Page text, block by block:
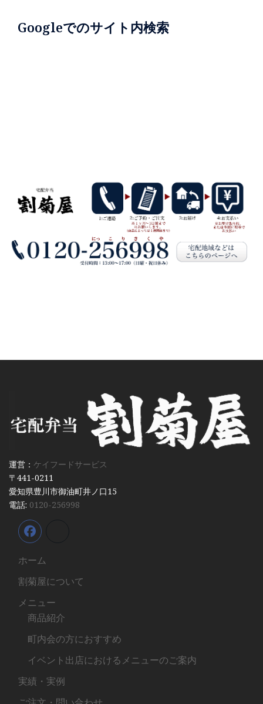
Googleでのサイト内検索
運営： ケイフードサービス
〒441-0211
愛知県豊川市御油町井ノ口15
電話: 0120-256998
ホーム
割菊屋について
メニュー
商品紹介
町内会の方におすすめ
イベント出店におけるメニューのご案内
実績・実例